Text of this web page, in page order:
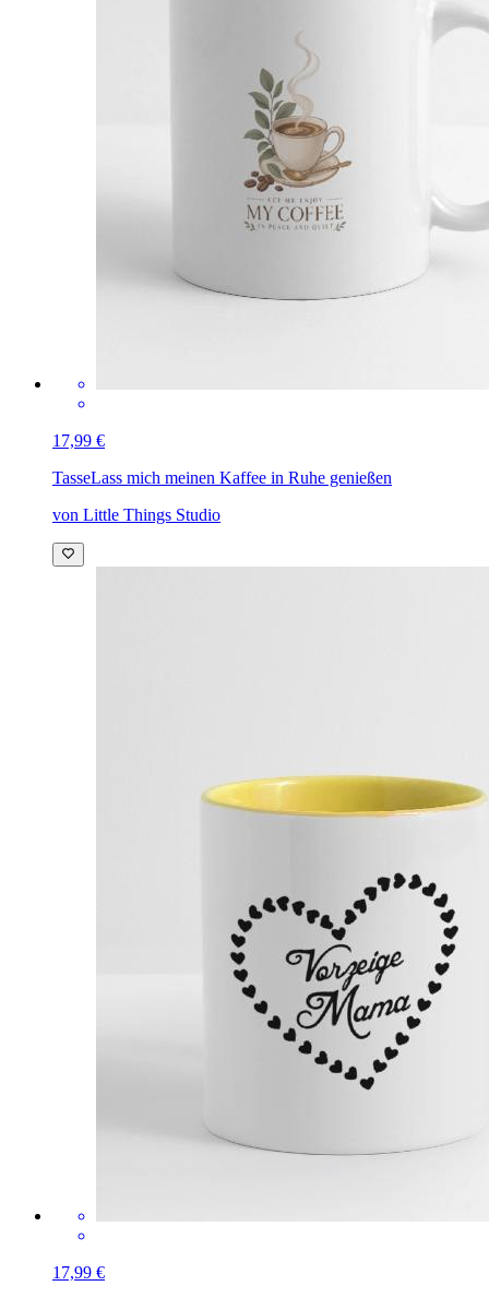
17,99 €
TasseLass mich meinen Kaffee in Ruhe genießen
von Little Things Studio
17,99 €